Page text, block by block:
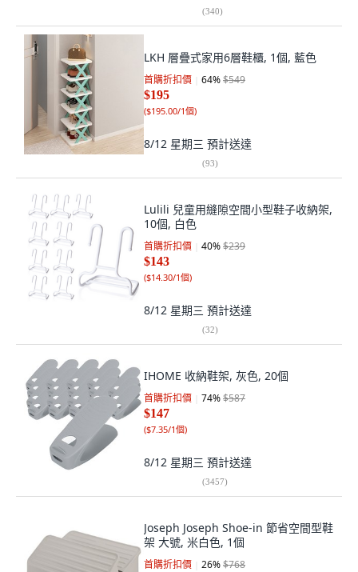
(340)
LKH 層疊式家用6層鞋櫃, 1個, 藍色
首購折扣價 64%$549
$195
($195.00/1個)
8/12 星期三 預計送達
(93)
Lulili 兒童用縫隙空間小型鞋子收納架,
10個, 白色
首購折扣價 40%$239
$143
($14.30/1個)
8/12 星期三 預計送達
(32)
IHOME 收納鞋架, 灰色, 20個
首購折扣價 74%$587
$147
($7.35/1個)
8/12 星期三 預計送達
(3457)
Joseph Joseph Shoe-in 節省空間型鞋
架 大號, 米白色, 1個
首購折扣價 26%$768